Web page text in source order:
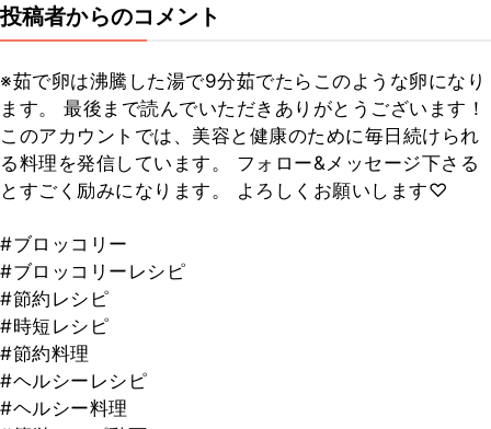
投稿者からのコメント
※茹で卵は沸騰した湯で9分茹でたらこのような卵になり
ます。 最後まで読んでいただきありがとうございます！
このアカウントでは、美容と健康のために毎日続けられ
る料理を発信しています。 フォロー&メッセージ下さる
とすごく励みになります。 よろしくお願いします♡
#ブロッコリー
#ブロッコリーレシピ
#節約レシピ
#時短レシピ
#節約料理
#ヘルシーレシピ
#ヘルシー料理